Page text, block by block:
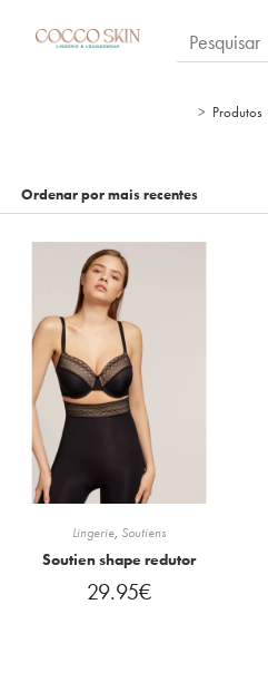
> Produtos
Lingerie, Soutiens
Soutien shape redutor
29.95€